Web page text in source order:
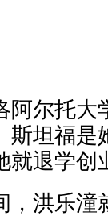
阿尔托大
斯坦福是
就退学创
，洪乐潼